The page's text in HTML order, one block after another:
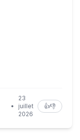
•
23
juillet
2026
👍👎